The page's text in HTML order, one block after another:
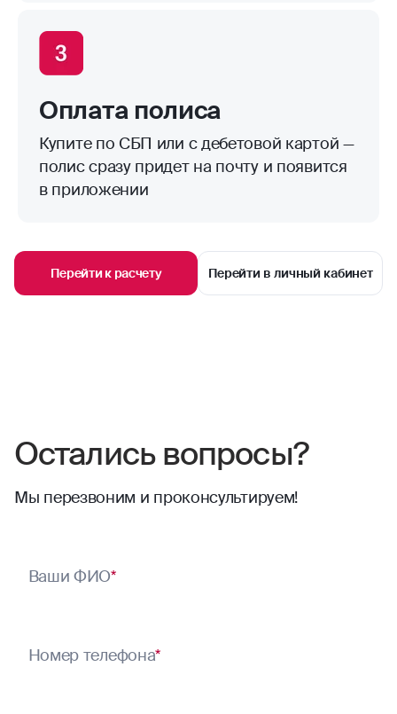
Оплата полиса
Купите по СБП или с дебетовой картой —
полис сразу придет на почту и появится
в приложении
Перейти к расчету Перейти в личный кабинет
Остались вопросы?
Мы перезвоним и проконсультируем!
Ваши ФИО*
Номер телефона*